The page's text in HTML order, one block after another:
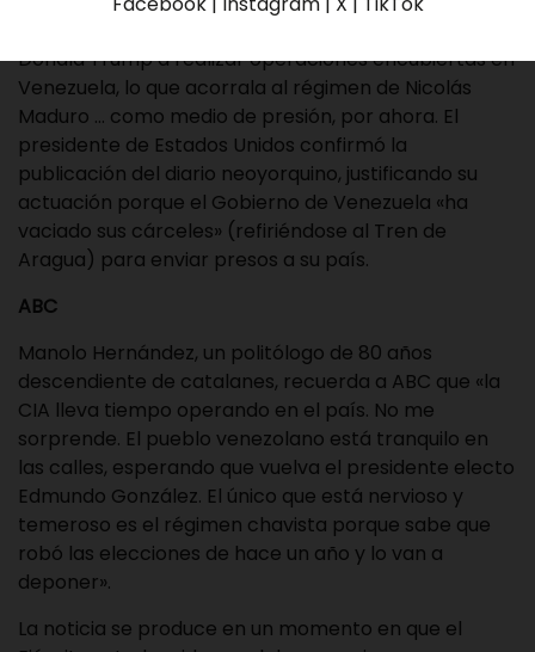
Donald Trump a realizar operaciones encubiertas en
Venezuela, lo que acorrala al régimen de Nicolás
Maduro … como medio de presión, por ahora. El
presidente de Estados Unidos confirmó la
publicación del diario neoyorquino, justificando su
actuación porque el Gobierno de Venezuela «ha
vaciado sus cárceles» (refiriéndose al Tren de
Aragua) para enviar presos a su país.
ABC
Manolo Hernández, un politólogo de 80 años
descendiente de catalanes, recuerda a ABC que «la
CIA lleva tiempo operando en el país. No me
sorprende. El pueblo venezolano está tranquilo en
las calles, esperando que vuelva el presidente electo
Edmundo González. El único que está nervioso y
temeroso es el régimen chavista porque sabe que
robó las elecciones de hace un año y lo van a
deponer».
La noticia se produce en un momento en que el